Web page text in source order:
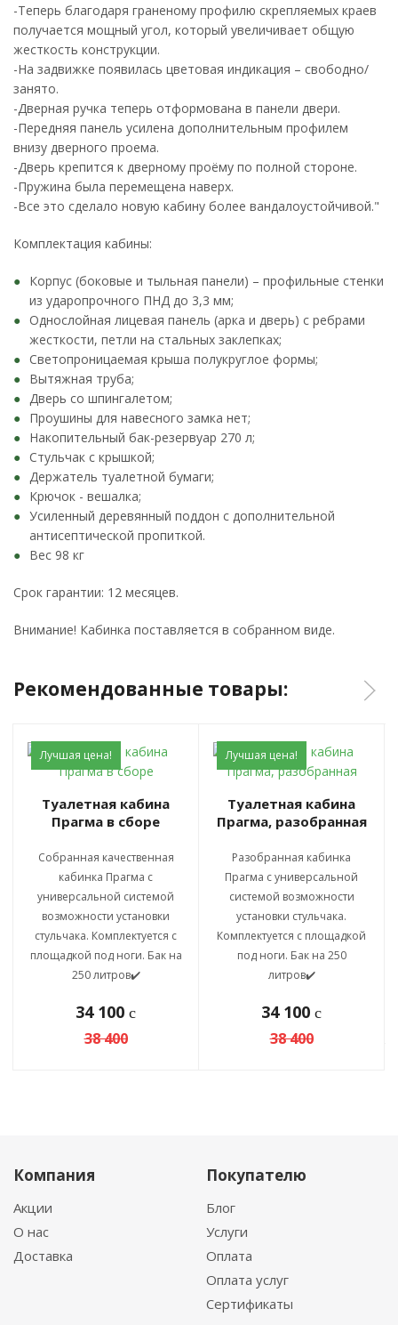
-Теперь благодаря граненому профилю скрепляемых краев
получается мощный угол, который увеличивает общую
жесткость конструкции.
-На задвижке появилась цветовая индикация – свободно/
занято.
-Дверная ручка теперь отформована в панели двери.
-Передняя панель усилена дополнительным профилем
внизу дверного проема.
-Дверь крепится к дверному проёму по полной стороне.
-Пружина была перемещена наверх.
-Все это сделало новую кабину более вандалоустойчивой."
Комплектация кабины:
Корпус (боковые и тыльная панели) – профильные стенки
из ударопрочного ПНД до 3,3 мм;
Однослойная лицевая панель (арка и дверь) с ребрами
жесткости, петли на стальных заклепках;
Светопроницаемая крыша полукруглое формы;
Вытяжная труба;
Дверь со шпингалетом;
Проушины для навесного замка нет;
Накопительный бак-резервуар 270 л;
Стульчак с крышкой;
Держатель туалетной бумаги;
Крючок - вешалка;
Усиленный деревянный поддон с дополнительной
антисептической пропиткой.
Вес 98 кг
Срок гарантии: 12 месяцев.
Внимание! Кабинка поставляется в собранном виде.
Рекомендованные товары:
Лучшая цена!
Туалетная кабина
Прагма в сборе
Собранная качественная
кабинка Прагма с
универсальной системой
возможности установки
стульчака. Комплектуется с
площадкой под ноги. Бак на
250 литров✔️
34 100 c
38 400
Лучшая цена!
Туалетная кабина
Прагма, разобранная
Разобранная кабинка
Прагма с универсальной
системой возможности
установки стульчака.
Комплектуется с площадкой
под ноги. Бак на 250
литров✔️
34 100 c
38 400
Компания
Акции
О нас
Доставка
Покупателю
Блог
Услуги
Оплата
Оплата услуг
Сертификаты